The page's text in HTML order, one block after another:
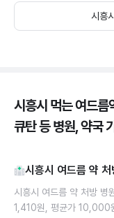
시흥
시흥시 먹는 여드름
큐탄 등 병원, 약국
시흥시 여드름 약
시흥시 여드름 약 처방 병
1,410원, 평균가 10,000